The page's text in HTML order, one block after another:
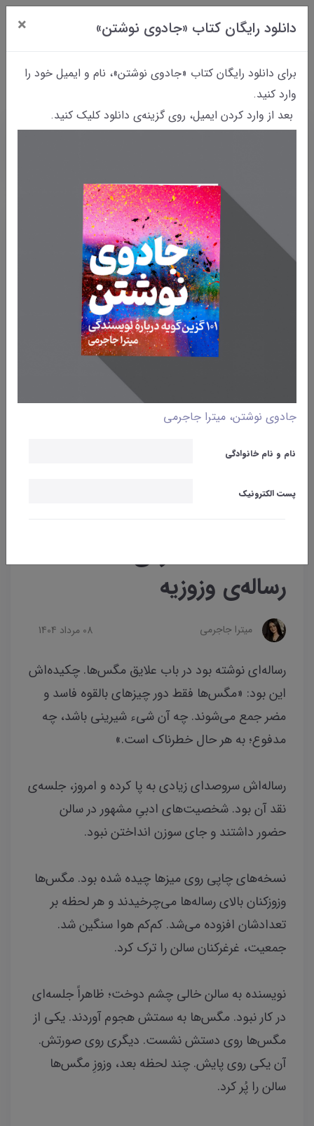
دانلود رایگان کتاب «جادوی نوشتن» ×
برای دانلود رایگان کتاب «جادوی نوشتن»، نام و ایمیل خود را
وارد کنید.
بعد از وارد کردن ایمیل، روی گزینه‌ی دانلود کلیک کنید.
جادوی نوشتن، میترا جاجرمی
نام و نام خانوادگی
پست الکترونیک
رساله‌ی وزوزیه
میترا جاجرمی 08 مرداد 1404
رساله‌ای نوشته بود در باب علایق مگس‌ها. چکیده‌اش
این بود: «مگس‌ها فقط دور چیزهای بالقوه فاسد و
مضر جمع می‌شوند. چه آن شیء شیرینی باشد، چه
مدفوع؛ به هر حال خطرناک است.»
رساله‌اش سروصدای زیادی به پا کرده و امروز، جلسه‌ی
نقد آن بود. شخصیت‌های ادبیِ مشهور در سالن
حضور داشتند و جای سوزن انداختن نبود.
نسخه‌های چاپی روی میزها چیده شده بود. مگس‌ها
وزوزکنان بالای رساله‌ها می‌چرخیدند و هر لحظه بر
تعدادشان افزوده می‌شد. کم‌کم هوا سنگین شد.
جمعیت، غرغرکنان سالن را ترک کرد.
نویسنده به سالن خالی چشم دوخت؛ ظاهراً جلسه‌ای
در کار نبود. مگس‌ها به سمتش هجوم آوردند. یکی از
مگس‌ها روی دستش نشست. دیگری روی صورتش.
آن یکی روی پایش. چند لحظه بعد، وزوزِ مگس‌ها
سالن را پُر کرد.